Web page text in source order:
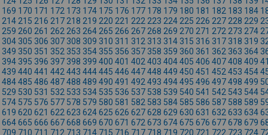
169 170 171 172 173 174 175 176 177 178 179 180 181 182 183 184
214 215 216 217 218 219 220 221 222 223 224 225 226 227 228 229
259 260 261 262 263 264 265 266 267 268 269 270 271 272 273 274
304 305 306 307 308 309 310 311 312 313 314 315 316 317 318 319
349 350 351 352 353 354 355 356 357 358 359 360 361 362 363 364
394 395 396 397 398 399 400 401 402 403 404405 406 407408 409
439 440 441 442 443 444445 446 447448 449 450 451 452 453 454
484485 486 487488 489 490 491 492 493 494495 496 497498 499
529 530 531 532 533 534 535 536 537 538 539 540 541 542 543 544
574 575 576 577 578 579 580 581 582 583 584 585 586 587 588 589
619 620 621 622 623 624625 626 627628 629 630 631 632 633 634
664665 666 667668 669 670 671 672 673 674675 676 677678 679
709 710 711 712 713 714 715 716 717 718 719 720 721 722 723 724